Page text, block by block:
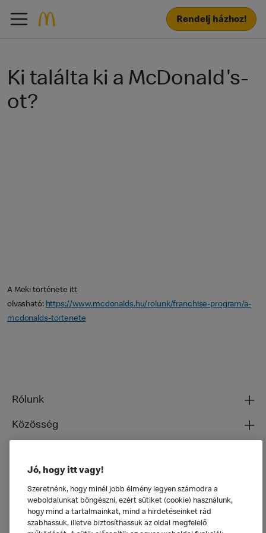
Rendelj házhoz!
Ki találta ki a McDonald's-
ot?
A Meki története itt
olvasható: https://www.mcdonalds.hu/rolunk/franchise-program/a-
mcdonalds-tortenete
Rólunk
Közösség
Általános
Jó, hogy itt vagy!
Szeretnénk, hogy minél jobb élmény legyen számodra a
weboldalunkat böngészni, ezért sütiket (cookie) használunk,
hogy mind a tartalmainkat, mind a hirdetéseinket rád
szabhassuk, illetve biztosíthassuk az oldal megfelelő